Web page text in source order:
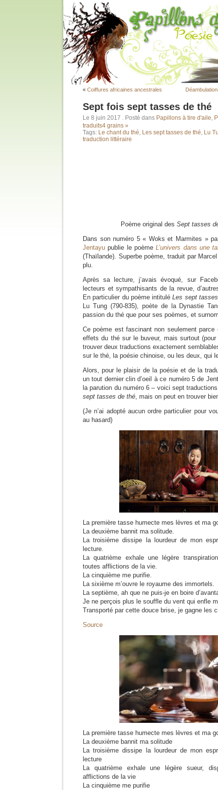
« Coiffures africaines ancestrales
Sept fois sept tasses de thé
Le 8 juin 2017 . Posté dans Papillons à tire d'aile,
traduits4 grains »
Tags: Le chant du thé, Les sept tasses de thé, Lu
traduction littéraire
Poème original des Sept tasses
Dans son numéro 5 « Woks et Marmites »
Jentayupublie le poèmeL’univers dans une
(Thaïlande). Superbe poème, traduit par
plu.
Après sa lecture, j’avais évoqué, sur
lecteurs et sympathisants de la revue,
En particulier du poème intituléLes sept
Lu Tung (790-835), poète de la Dynastie
passion du thé que pour ses poèmes, et
Ce poème est fascinant non seulement parce
effets du thé sur le buveur, mais surtout (pour
trouver deux traductions exactement
sur le thé, la poésie chinoise, ou les deux, qui
Alors, pour le plaisir de la poésie et de la
un tout dernier clin d’oeil à ce numéro 5 de
la parution du numéro 6 – voici sept
sept tasses de thé, mais on peut en trouver
(Je n’ai adopté aucun ordre particulier pour
au hasard)
La première tasse humecte mes lèvres et ma
La deuxième bannit ma solitude.
La troisième dissipe la lourdeur de mon
lecture.
La quatrième exhale une légère
toutes afflictions de la vie.
La cinquième me purifie.
La sixième m’ouvre le royaume des immortels.
La septième, ah que ne puis-je en boire
Je ne perçois plus le souffle du vent qui enfle
Transporté par cette douce brise, je gagne les
Source
La première tasse humecte mes lèvres et ma
La deuxième bannit ma solitude
La troisième dissipe la lourdeur de mon
lecture
La quatrième exhale une légère sueur,
afflictions de la vie
La cinquième me purifie